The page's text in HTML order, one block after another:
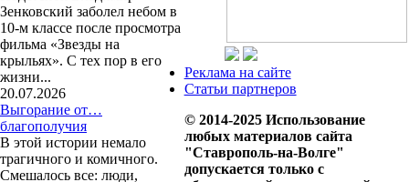
Зенковский заболел небом в
10-м классе после просмотра
фильма «Звезды на
крыльях». С тех пор в его
жизни...
20.07.2026
Выгорание от…
благополучия
В этой истории немало
трагичного и комичного.
Смешалось все: люди,
Реклама на сайте
Статьи партнеров
© 2014-2025 Использование
любых материалов сайта
"Ставрополь-на-Волге"
допускается только с